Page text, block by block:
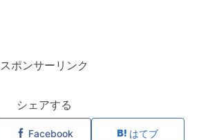
スポンサーリンク
シェアする
Facebook はてブ